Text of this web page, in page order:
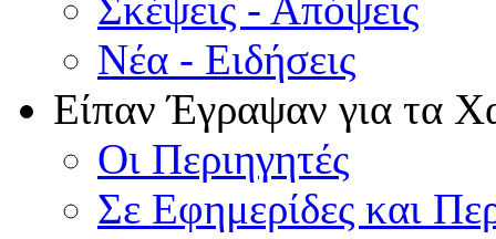
Σκέψεις - Απόψεις
Νέα - Ειδήσεις
Είπαν Έγραψαν για τα
Οι Περιηγητές
Σε Εφημερίδες και